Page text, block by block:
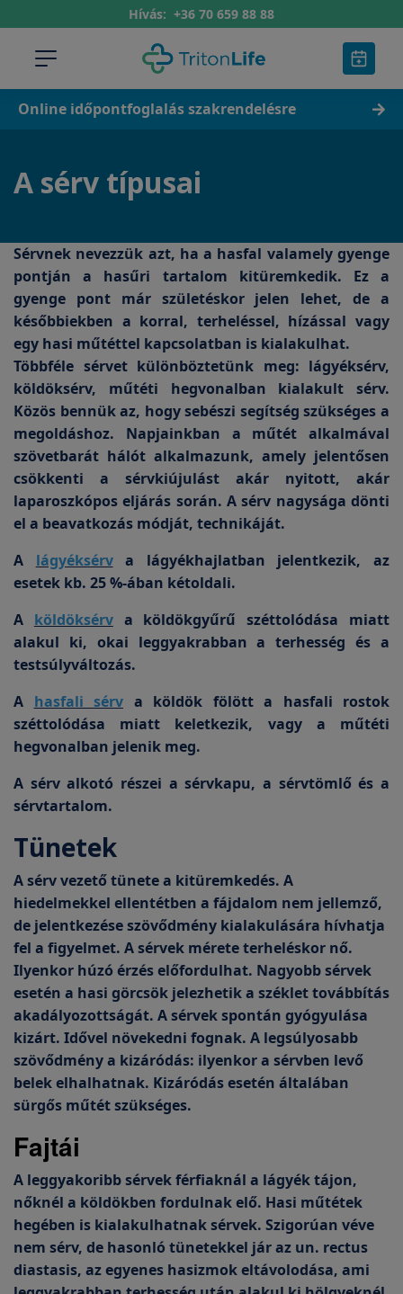
Hívás: +36 70 659 88 88
Online időpontfoglalás szakrendelésre
A sérv típusai
Sérvnek nevezzük azt, ha a hasfal valamely gyenge
pontján a hasűri tartalom kitüremkedik. Ez a
gyenge pont már születéskor jelen lehet, de a
későbbiekben a korral, terheléssel, hízással vagy
egy hasi műtéttel kapcsolatban is kialakulhat.
Többféle sérvet különböztetünk meg: lágyéksérv,
köldöksérv, műtéti hegvonalban kialakult sérv.
Közös bennük az, hogy sebészi segítség szükséges a
megoldáshoz. Napjainkban a műtét alkalmával
szövetbarát hálót alkalmazunk, amely jelentősen
csökkenti a sérvkiújulást akár nyitott, akár
laparoszkópos eljárás során. A sérv nagysága dönti
el a beavatkozás módját, technikáját.
A lágyéksérva lágyékhajlatban jelentkezik, az
esetek kb. 25 %-ában kétoldali.
A köldöksérva köldökgyűrű széttolódása miatt
alakul ki, okai leggyakrabban a terhesség és a
testsúlyváltozás.
A hasfali sérv a köldök fölött a hasfali rostok
széttolódása miatt keletkezik, vagy a műtéti
hegvonalban jelenik meg.
A sérv alkotó részei a sérvkapu, a sérvtömlő és a
sérvtartalom.
Tünetek
A sérv vezető tünete a kitüremkedés. A
hiedelmekkel ellentétben a fájdalom nem jellemző,
de jelentkezése szövődmény kialakulására hívhatja
fel a figyelmet. A sérvek mérete terheléskor nő.
Ilyenkor húzó érzés előfordulhat. Nagyobb sérvek
esetén a hasi görcsök jelezhetik a széklet továbbítás
akadályozottságát. A sérvek spontán gyógyulása
kizárt. Idővel növekedni fognak. A legsúlyosabb
szövődmény a kizáródás: ilyenkor a sérvben levő
belek elhalhatnak. Kizáródás esetén általában
sürgős műtét szükséges.
Fajtái
A leggyakoribb sérvek férfiaknál a lágyék tájon,
nőknél a köldökben fordulnak elő. Hasi műtétek
hegében is kialakulhatnak sérvek. Szigorúan véve
nem sérv, de hasonló tünetekkel jár az un. rectus
diastasis, az egyenes hasizmok eltávolodása, ami